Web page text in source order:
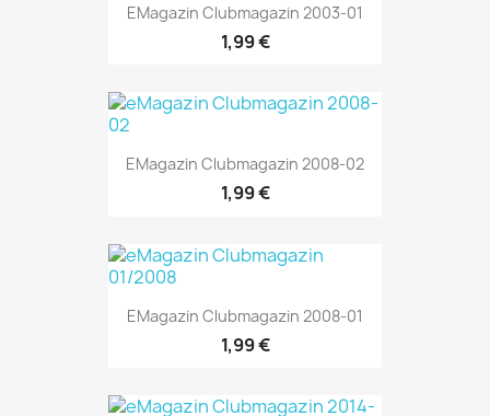
EMagazin Clubmagazin 2003-01
1,99 €
EMagazin Clubmagazin 2008-02
1,99 €
EMagazin Clubmagazin 2008-01
1,99 €